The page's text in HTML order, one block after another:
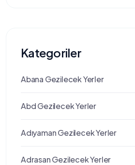
Kategoriler
Abana Gezilecek Yerler
Abd Gezilecek Yerler
Adıyaman Gezilecek Yerler
Adrasan Gezilecek Yerler